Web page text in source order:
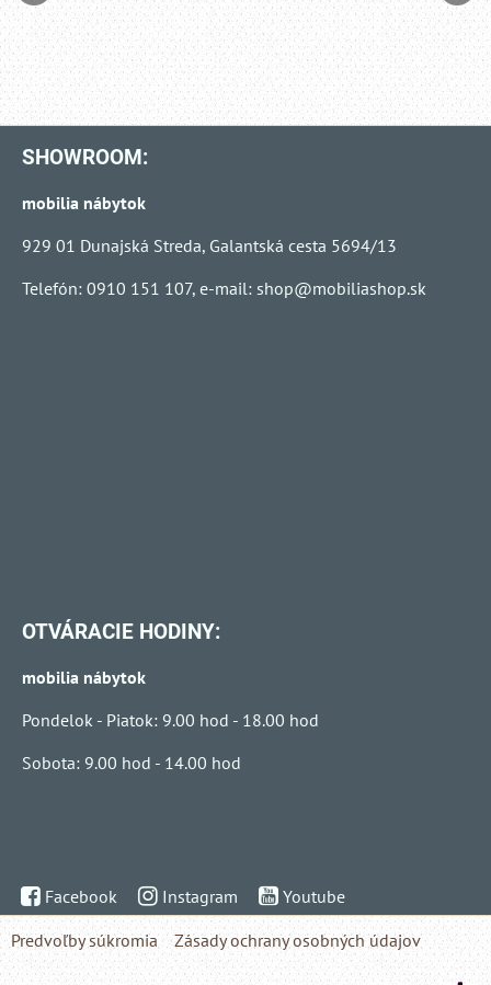
SHOWROOM:
mobilia nábytok
929 01 Dunajská Streda, Galantská cesta 5694/13
Telefón: 0910 151 107, e-mail: shop@mobiliashop.sk
OTVÁRACIE HODINY:
mobilia nábytok
Pondelok - Piatok: 9.00 hod - 18.00 hod
Sobota: 9.00 hod - 14.00 hod
Facebook Instagram
Youtube
Predvoľby súkromia
Zásady ochrany osobných údajov